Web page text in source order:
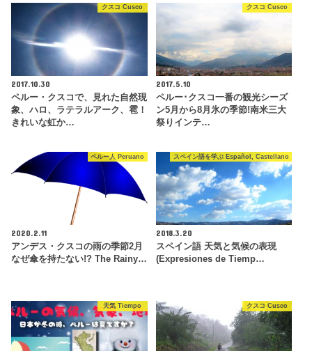
クスコ Cusco
2017.10.30
ペルー・クスコで、見れた自然現
象、ハロ、ラテラルアーク、雹！
きれいな虹か…
クスコ Cusco
2017.5.10
ペルー･クスコ一番の観光シーズ
ン5月から8月氷の季節!南米三大
祭りインテ…
ペルー人 Peruano
2020.2.11
アンデス・クスコの雨の季節2月
なぜ傘を持たない!? The Rainy…
スペイン語を学ぶ Español, Castellano
2018.3.20
スペイン語 天気と気候の表現
(Expresiones de Tiemp…
天気 Tiempo クスコ Cusco